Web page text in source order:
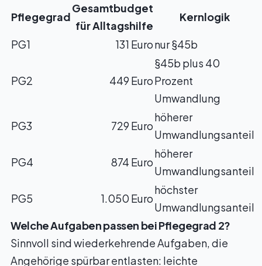
Pflegegrad
Gesamtbudget
für Alltagshilfe
Kernlogik
PG1 131 Euronur §45b
PG2 449 Euro
§45b plus 40
Prozent
Umwandlung
PG3 729 Euro
höherer
Umwandlungsanteil
PG4 874 Euro
höherer
Umwandlungsanteil
PG5 1.050 Euro
höchster
Umwandlungsanteil
Welche Aufgaben passen bei Pflegegrad 2?
Sinnvoll sind wiederkehrende Aufgaben, die
Angehörige spürbar entlasten: leichte